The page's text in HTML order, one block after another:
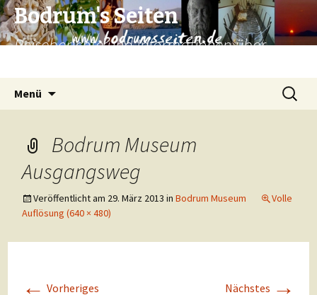
Bodrum's Seiten
Reiseberichte und Informationen über
Menü
Suchen
nach:
Bodrum Museum
Ausgangsweg
Veröffentlicht am 29. März 2013 inBodrum Museum
Volle
Auflösung (640 × 480)
← Vorheriges Nächstes →